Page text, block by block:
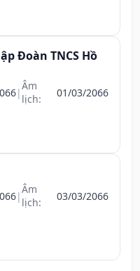
Đoàn TNCS Hồ
|Âm
lịch:
01/03/2066
|Âm
lịch:
03/03/2066